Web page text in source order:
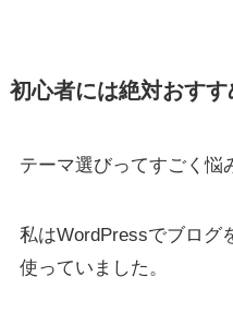
初心者には絶対おすす
テーマ選びってすごく悩
私はWordPressでブログ
使っていました。